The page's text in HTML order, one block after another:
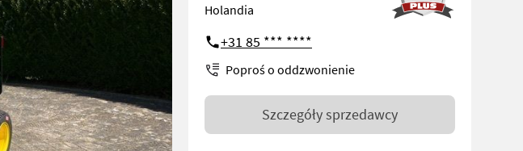
Holandia
+31 85 *** ****
Poproś o oddzwonienie
Szczegóły sprzedawcy